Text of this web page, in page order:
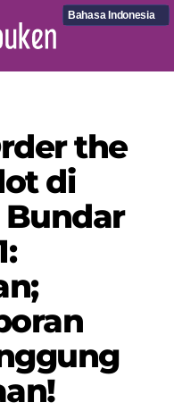
Bahasa Indonesia
the
di